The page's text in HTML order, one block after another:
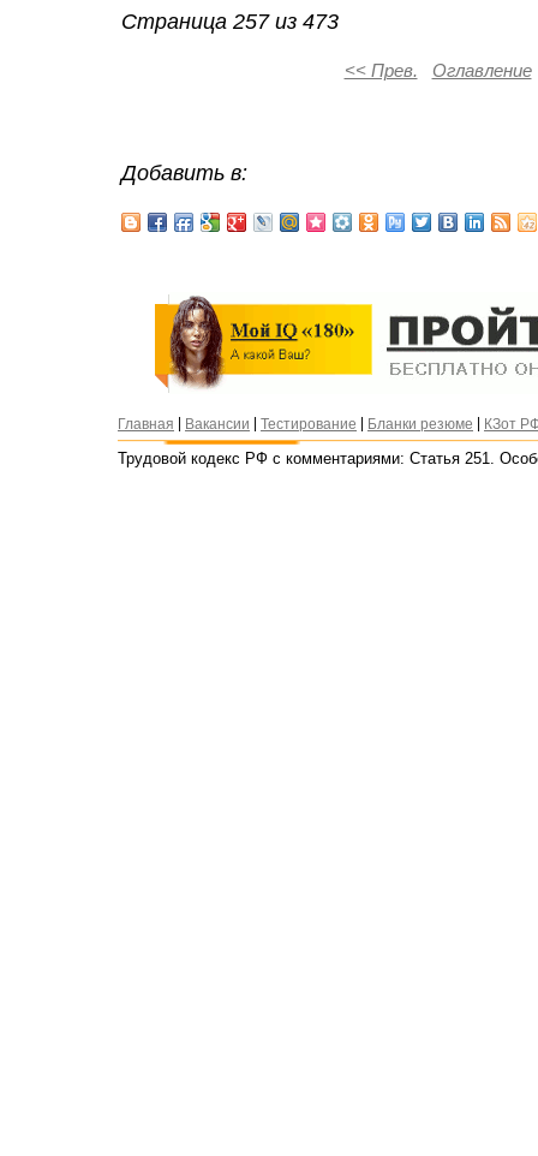
Страница 257 из 473
<< Прев. Оглавление
Добавить в:
Главная Вакансии Тестирование Бланки резюме КЗот
Трудовой кодекс РФ с комментариями: Статья 251.